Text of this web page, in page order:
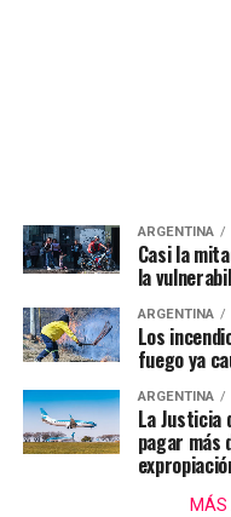
ARGENTINA
Casi la
la
ARGENTINA
Los
fuego ya
ARGENTINA
La Justicia
pagar más
MÁS